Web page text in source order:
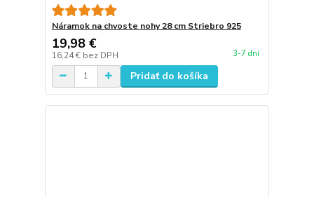
Náramok na chvoste nohy 28 cm Striebro 925
19,98 €
16,24 € bez DPH 3-7 dní
Pridať do košíka